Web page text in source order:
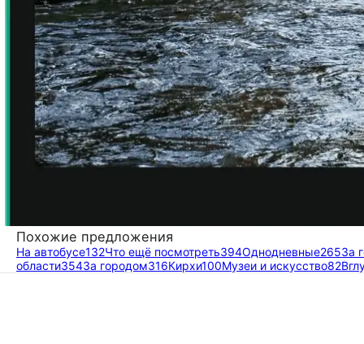
Похожие предложения
На автобусе132Что ещё посмотреть394Однодневные265За
области354За городом316Кирхи100Музеи и искусство82